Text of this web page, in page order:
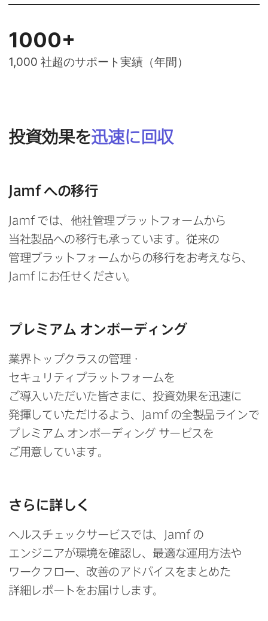
1000+
1,000社超の​サポート実績​（年間）
投資効果を迅速に​回収
Jamfへの​移行
Jamf では、​他社管理プラットフォームから​
当社製品への​移行も​承っています。​従来の​
管理プラットフォームからの​移行を​お考えなら、
Jamf に​お任せください。
プレミアム オンボーディング
業界トップクラスの​管理・
セキュリティプラットフォームを​
ご導入いただいた​皆さまに、​投資効果を​迅速に​
発揮していただける​よう、
Jamf の​全製​品ラインで
プレミアム オンボーディング サービスを​
ご用意しています。
さらに​詳しく
ヘルスチェックサービスでは、 Jamf の​
エンジニアが​環境を​確認し、​最適な​運用方​法や​
ワークフロー、​改善の​アドバイスを​まとめた​
詳細レポートを​お届けします。